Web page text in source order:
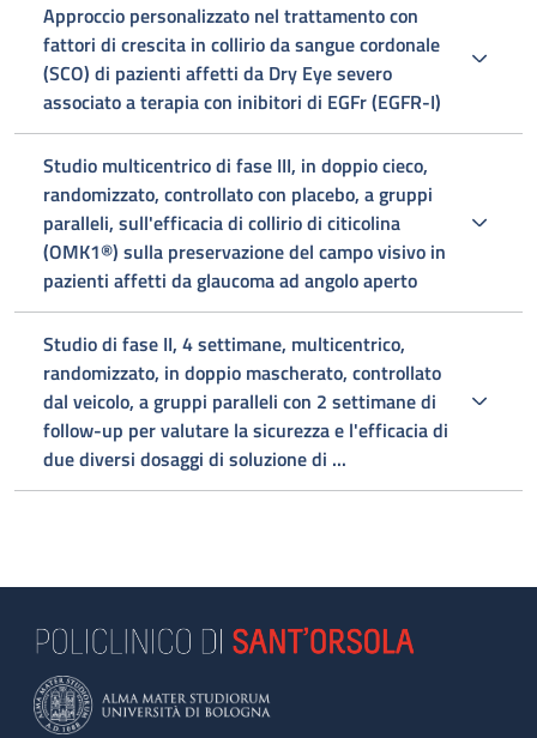
Approccio personalizzato nel trattamento con
fattori di crescita in collirio da sangue cordonale
(SCO) di pazienti affetti da Dry Eye severo
associato a terapia con inibitori di EGFr (EGFR-I)
Studio multicentrico di fase III, in doppio cieco,
randomizzato, controllato con placebo, a gruppi
paralleli, sull'efficacia di collirio di citicolina
(OMK1®) sulla preservazione del campo visivo in
pazienti affetti da glaucoma ad angolo aperto
Studio di fase II, 4 settimane, multicentrico,
randomizzato, in doppio mascherato, controllato
dal veicolo, a gruppi paralleli con 2 settimane di
follow-up per valutare la sicurezza e l'efficacia di
due diversi dosaggi di soluzione di ...